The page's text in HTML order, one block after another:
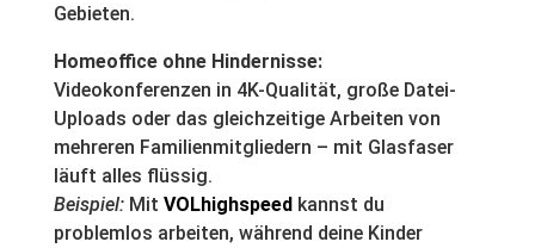
Gebieten.
Homeoffice ohne Hindernisse:
Videokonferenzen in 4K-Qualität, große Datei-
Uploads oder das gleichzeitige Arbeiten von
mehreren Familienmitgliedern – mit Glasfaser
läuft alles flüssig.
Beispiel:Mit VOLhighspeed kannst du
problemlos arbeiten, während deine Kinder